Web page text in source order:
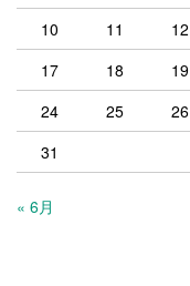
10
11 12
17
18 19
24
25 26
31
« 6月